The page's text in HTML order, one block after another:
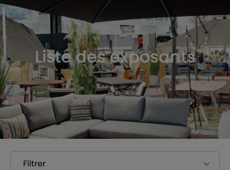
Liste des exposants
Filtrer